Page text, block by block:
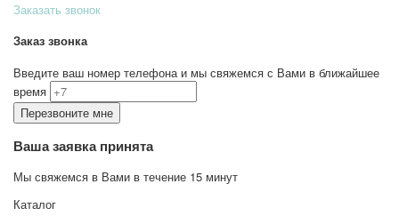
Заказать звонок
Заказ звонка
Введите ваш номер телефона и мы свяжемся с Вами в ближайшее
время
Ваша заявка принята
Мы свяжемся в Вами в течение 15 минут
Каталог